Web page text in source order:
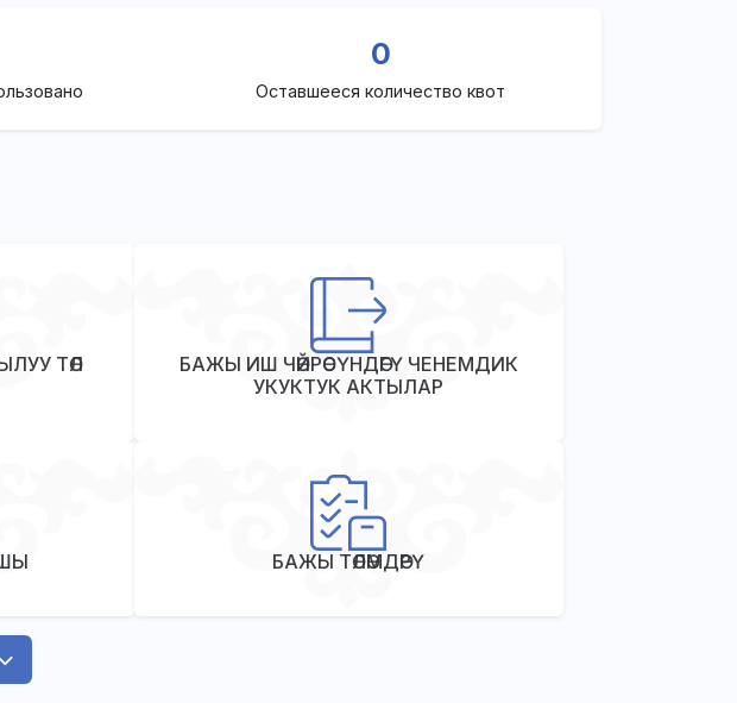
0
Оставшееся количество квот
ТӨЛӨӨ
БАЖЫ ИШ ЧӨЙРӨСҮНДӨГҮ ЧЕНЕМДИК
УКУКТУК АКТЫЛАР
БАЖЫ ТӨЛӨМДӨРҮ